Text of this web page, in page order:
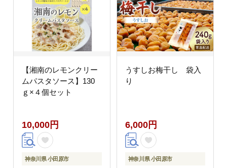
【湘南のレモンクリー
ムパスタソース】130
ｇ×４個セット
10,000円
神奈川県 小田原市
うすしお梅干し 袋入
り
6,000円
神奈川県 小田原市